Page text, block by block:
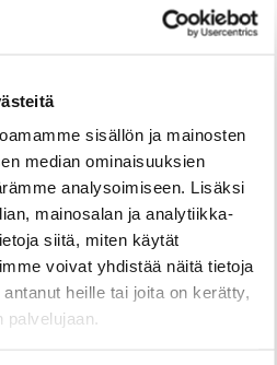
sisällön ja mainosten
median ominaisuuksien
analysoimiseen. Lisäksi
mainosalan ja analytiikka-
siitä, miten käytät
voivat yhdistää näitä tietoja
heille tai joita on kerätty,
palvelujaan.